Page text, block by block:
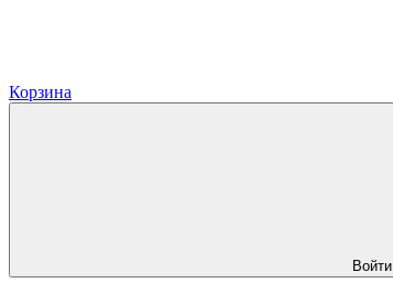
Корзина
Войти